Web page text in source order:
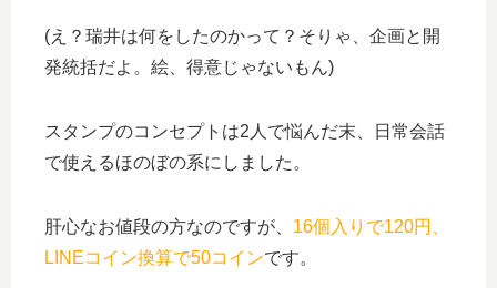
(え？瑞井は何をしたのかって？そりゃ、企画と開
発統括だよ。絵、得意じゃないもん)
スタンプのコンセプトは2人で悩んだ末、日常会話
で使えるほのぼの系にしました。
肝心なお値段の方なのですが、 16個入りで120円、
LINEコイン換算で50コインです。